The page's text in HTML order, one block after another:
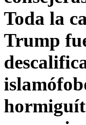
Toda la
Trump